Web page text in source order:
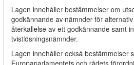
Lagen innehåller bestämmelser om
godkännande av nämnder för
återkallelse av ett godkännande samt
tvistlösningsnämnder.
Lagen innehåller också bestämmelser
Europaparlamentets och rådets